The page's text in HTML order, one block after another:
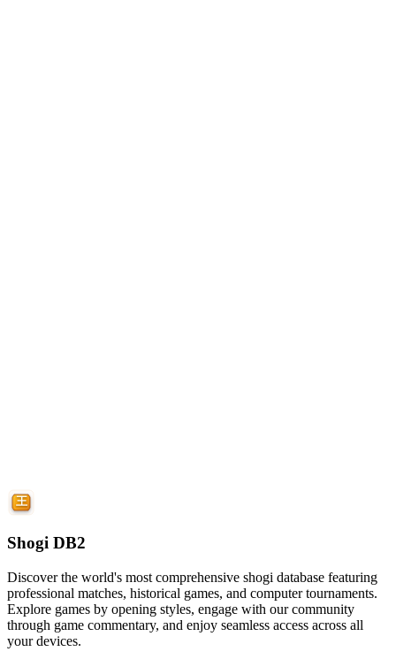
Shogi DB2
Discover the world's most comprehensive shogi database featuring
professional matches, historical games, and computer tournaments.
Explore games by opening styles, engage with our community
through game commentary, and enjoy seamless access across all
your devices.